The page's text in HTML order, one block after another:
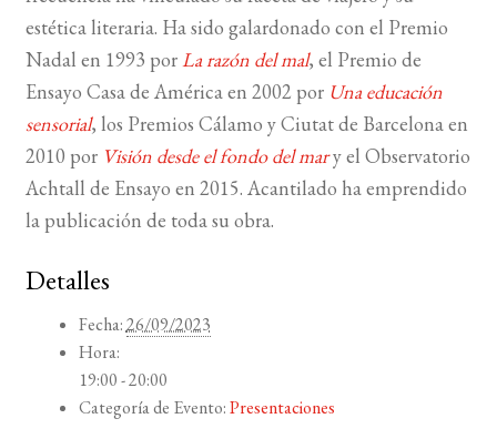
estética literaria. Ha sido galardonado con el Premio
Nadal en 1993 porLa razón del mal, el Premio de
Ensayo Casa de América en 2002 por Una educación
sensorial, los Premios Cálamo y Ciutat de Barcelona en
2010 por Visión desde el fondo del mary el Observatorio
Achtall de Ensayo en 2015. Acantilado ha emprendido
la publicación de toda su obra.
Detalles
Fecha:26/09/2023
Hora:
19:00 - 20:00
Categoría de Evento:Presentaciones